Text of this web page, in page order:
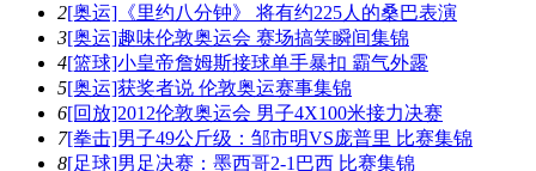
2[奥运]《里约八分钟》 将有约225人的桑巴表演
3[奥运]趣味伦敦奥运会 赛场搞笑瞬间集锦
4[篮球]小皇帝詹姆斯接球单手暴扣 霸气外露
5[奥运]获奖者说 伦敦奥运赛事集锦
6[回放]2012伦敦奥运会 男子4X100米接力决赛
7[拳击]男子49公斤级：邹市明VS庞普里 比赛集锦
8[足球]男足决赛：墨西哥2-1巴西 比赛集锦